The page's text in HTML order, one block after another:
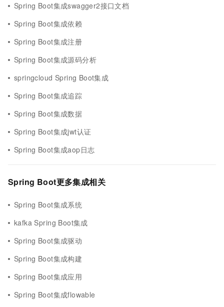
Spring Boot集成swagger2接口文档
Spring Boot集成依赖
Spring Boot集成注册
Spring Boot集成源码分析
springcloud Spring Boot集成
Spring Boot集成追踪
Spring Boot集成数据
Spring Boot集成jwt认证
Spring Boot集成aop日志
Spring Boot更多集成相关
Spring Boot集成系统
kafka Spring Boot集成
Spring Boot集成驱动
Spring Boot集成构建
Spring Boot集成应用
Spring Boot集成flowable